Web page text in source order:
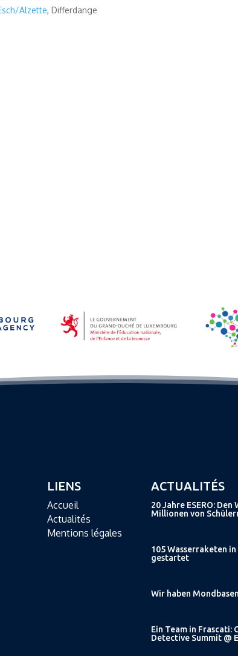
Alzette, Differdange
LIENS
Accueil
Actualités
Mentions légales
ACTUALITÉS
20 Jahre ESERO: Den
Millionen von
105 Wasserraketen
gestartet
Wir haben
Ein Team in Frascati:
Detective Summit @